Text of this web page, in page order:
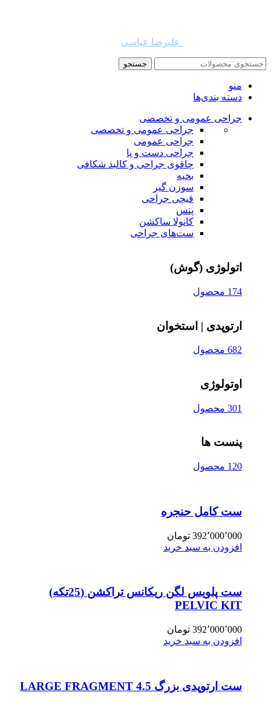
علیرضا عباسی
جستجو
منو
دسته بندی‌ها
جراحی عمومی و تخصصی
جراحی عمومی و تخصصی
جراحی عمومی
جراحی دست و پا
چاقوی جراحی و کالبد شکافی
بخیه
سوزن‌ گیر
قیچی‌ جراحی
پنس
کانولا ساکشن
ست‌های جراحی
اتولوژی (گوش)
174 محصول
ارتوپدی | استخوان
682 محصول
اوتولوژی
301 محصول
پنست ها
120 محصول
ست کامل حنجره
392٬000٬000 تومان
افزودن به سبد خرید
ست پلویس لگن ریکانس تراکشن (25تکه)
PELVIC KIT
392٬000٬000 تومان
افزودن به سبد خرید
ست ارتوپدی بزرگ 4.5 LARGE FRAGMENT